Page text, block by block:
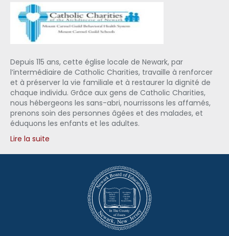
Depuis 115 ans, cette église locale de Newark, par
l’intermédiaire de Catholic Charities, travaille à renforcer
et à préserver la vie familiale et à restaurer la dignité de
chaque individu. Grâce aux gens de Catholic Charities,
nous hébergeons les sans-abri, nourrissons les affamés,
prenons soin des personnes âgées et des malades, et
éduquons les enfants et les adultes.
Lire la suite